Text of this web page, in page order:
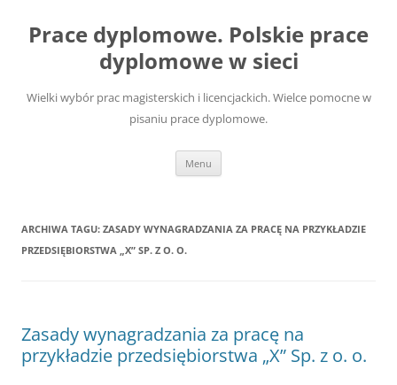
treści
Prace dyplomowe. Polskie prace
dyplomowe w sieci
Wielki wybór prac magisterskich i licencjackich. Wielce pomocne w
pisaniu prace dyplomowe.
Menu
ARCHIWA TAGU: ZASADY WYNAGRADZANIA ZA PRACĘ NA PRZYKŁADZIE
PRZEDSIĘBIORSTWA „X” SP. Z O. O.
Zasady wynagradzania za pracę na
przykładzie przedsiębiorstwa „X” Sp. z o. o.